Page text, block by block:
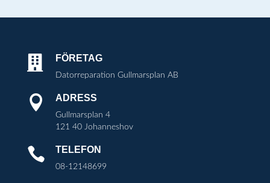
 FÖRETAG
Datorreparation Gullmarsplan AB
 ADRESS
Gullmarsplan 4
121 40 Johanneshov
 TELEFON
08-12148699